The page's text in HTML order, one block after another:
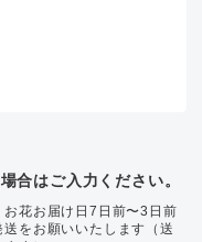
合はご入力ください。
花お届け日7日前〜3日前
をお願いいたします（送